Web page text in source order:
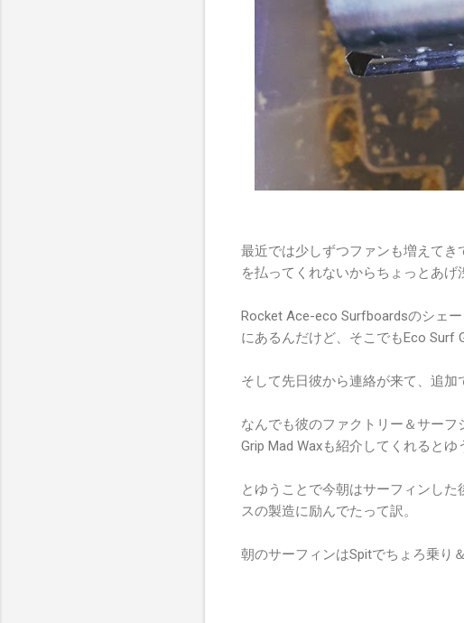
最近では少しずつファンも増えて
を払ってくれないからちょっとあげ
Rocket Ace-eco Surfboardsのシェ
にあるんだけど、そこでもEco Surf
そして先日彼から連絡が来て、追
なんでも彼のファクトリー＆サー
Grip Mad Waxも紹介してくれるとゆ
とゆうことで今朝はサーフィンし
スの製造に励んでたって訳。
朝のサーフィンはSpitでちょろ乗り